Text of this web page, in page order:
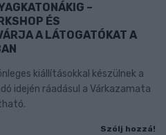
–
ÉS
A LÁTOGATÓKAT A
kiállításokkal készülnek a
idején ráadásul a Várkazamata
Szólj hozzá!